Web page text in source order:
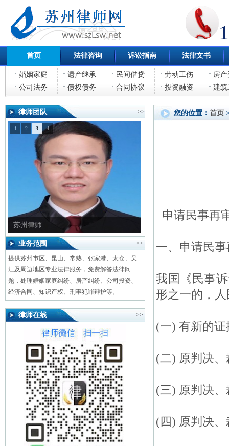
首页 法律咨询 诉讼指南 法律文书
婚姻家庭 遗产继承 民间借贷 劳动工伤
房
公司法务
债权债务 合同协议 投资融资 建筑
律师团队 >>
苏州律师
1 2 3 4
业务范围 >>
提供苏州市区、昆山、常熟、张家港、太仓、吴
江及周边地区专业法律服务，免费解答法律问
题，处理婚姻家庭纠纷、房产纠纷、公司投资、
经济合同、知识产权、刑事犯罪辩护等。
律师在线 >>
您的位置： 首页
申请民事再
一、申请民
我国《民事
形之一的，
(一) 有新的
(二) 原判决
(三) 原判决
(四) 原判决